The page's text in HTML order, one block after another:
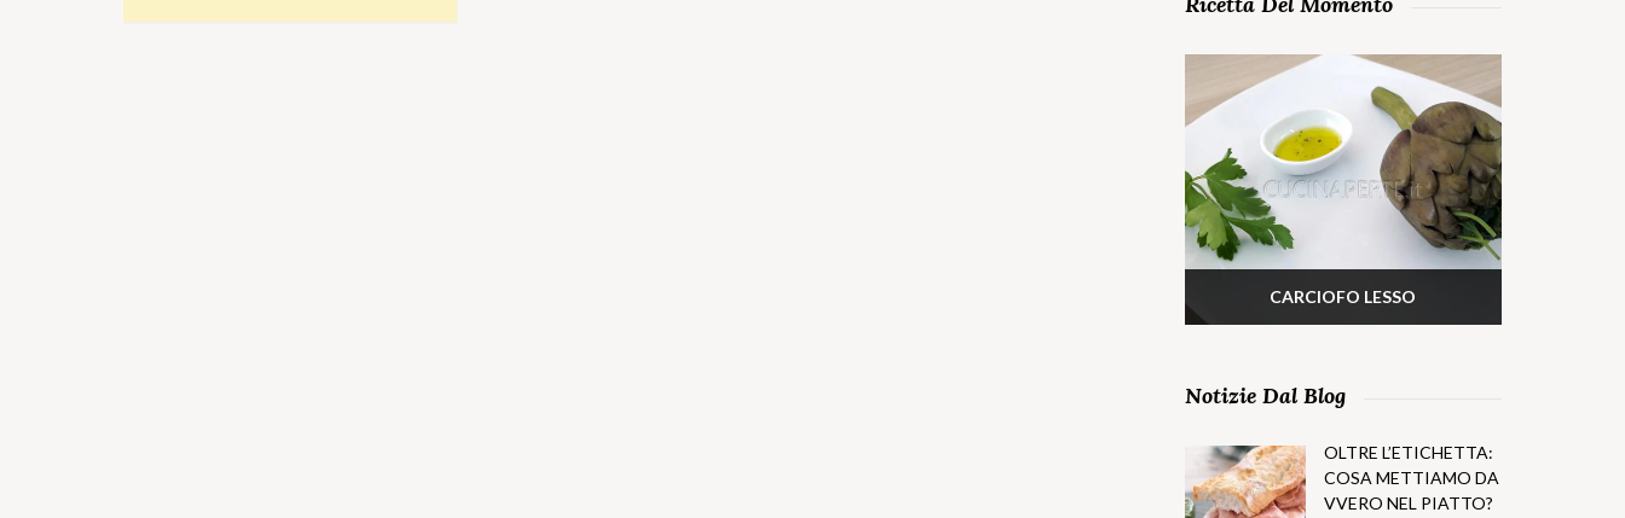
CARCIOFO LESSO
Notizie Dal Blog
OLTRE L’ETICHETTA:
COSA METTIAMO DA
VVERO NEL PIATTO?